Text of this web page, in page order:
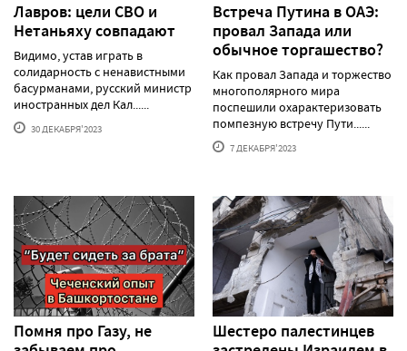
Лавров: цели СВО и
Нетаньяху совпадают
Видимо, устав играть в
солидарность с ненавистными
басурманами, русский министр
иностранных дел Кал......
30 ДЕКАБРЯ'2023
Встреча Путина в ОАЭ:
провал Запада или
обычное торгашество?
Как провал Запада и торжество
многополярного мира
поспешили охарактеризовать
помпезную встречу Пути......
7 ДЕКАБРЯ'2023
Помня про Газу, не
Шестеро палестинцев